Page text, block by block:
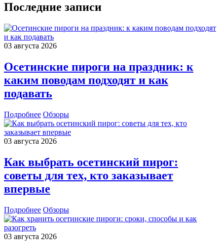
Последние записи
03 августа 2026
Осетинские пироги на праздник: к
каким поводам подходят и как
подавать
Подробнее Обзоры
03 августа 2026
Как выбрать осетинский пирог:
советы для тех, кто заказывает
впервые
Подробнее Обзоры
03 августа 2026